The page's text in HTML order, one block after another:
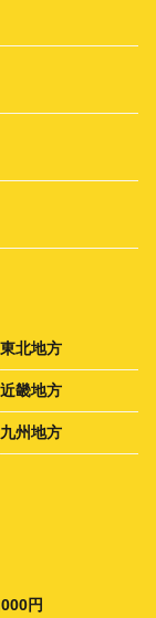
東北地方
近畿地方
九州地方
円